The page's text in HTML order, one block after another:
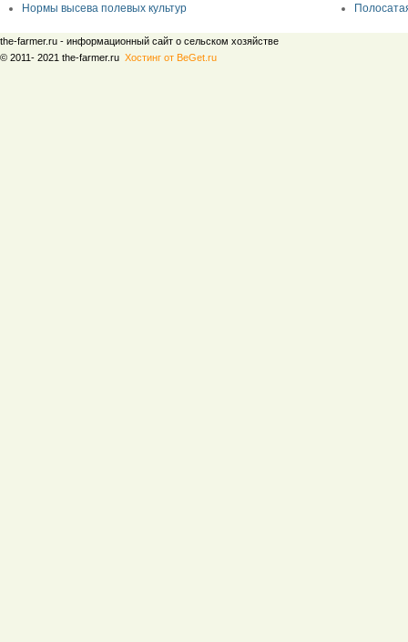
Нормы высева полевых культур
the-farmer.ru - информационный сайт о сельском хозяйстве
© 2011- 2021 the-farmer.ru Хостинг от BeGet.ru